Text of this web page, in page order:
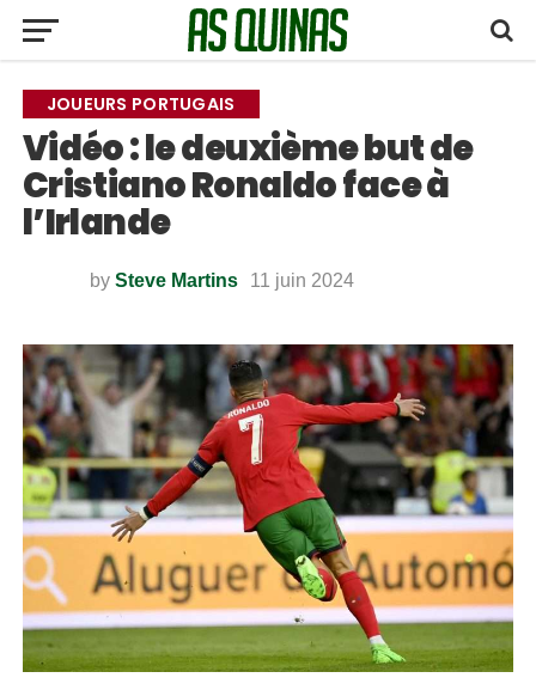
JOUEURS PORTUGAIS
Vidéo : le deuxième but de
Cristiano Ronaldo face à
l’Irlande
by Steve Martins 11 juin 2024